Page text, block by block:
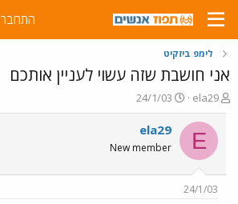
התחבר
לימפ ביזקיט
אני חושבת שזה עשוי לעניין אותכם
פ
ו
ת
ח
ה
ש
ela29
פ
ו
ר
ם
24/1/03
E
ela29
New member
24/1/03